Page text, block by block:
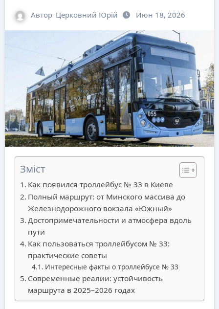
Автор Церковний Юрій Июн 18, 2026
Зміст
Как появился троллейбус № 33 в Киеве
Полный маршрут: от Минского массива до
Железнодорожного вокзала «Южный»
Достопримечательности и атмосфера вдоль
пути
Как пользоваться троллейбусом № 33:
практические советы
Интересные факты о троллейбусе № 33
Современные реалии: устойчивость
маршрута в 2025–2026 годах